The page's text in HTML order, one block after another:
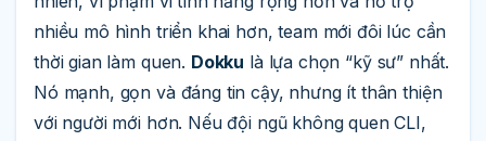
nhiều mô hình triển khai hơn, team mới đôi lúc cần
thời gian làm quen. Dokku là lựa chọn “kỹ sư” nhất.
Nó mạnh, gọn và đáng tin cậy, nhưng ít thân thiện
với người mới hơn. Nếu đội ngũ không quen CLI,